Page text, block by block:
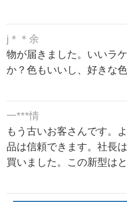
j＊＊余
物が届きました。いいラ
か？色もいいし、好きな色
一***情
もう古いお客さんです。
品は信頼できます。社長
買いました。この新型は